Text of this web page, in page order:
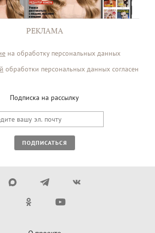
РЕКЛАМА
на обработку персональных данных
обработки персональных данных согласен
Подписка на рассылку
ПОДПИСАТЬСЯ